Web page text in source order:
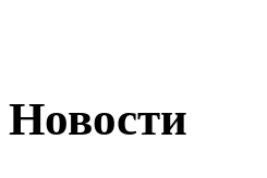
Новости